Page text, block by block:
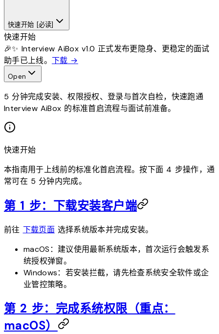
快速开始 [必读]
快速开始
🎉✨ Interview AiBox v1.0 正式发布更隐身、更稳定的面试
助手已上线。 下载 →
Open
5 分钟完成安装、权限授权、登录与首次自检，快速跑通
Interview AiBox 的标准首启流程与面试前准备。
快速开始
本指南用于上线前的标准化首启流程。按下面 4 步操作，通
常可在 5 分钟内完成。
第 1 步：下载安装客户端
前往 下载页面选择系统版本并完成安装。
macOS：建议使用最新系统版本，首次运行会触发系
统授权弹窗。
Windows：若安装拦截，请先检查系统安全软件或企
业管控策略。
第 2 步：完成系统权限（重点：
macOS）